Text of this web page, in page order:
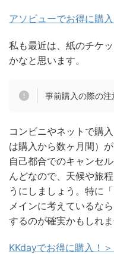
アソビューでお得に購
私も最近は、紙のチケ
かなと思います。
事前購入の際の注
コンビニやネットで購
は購入から数ヶ月間）
自己都合でのキャンセ
んどなので、天候や旅
うにしましょう。特に
メインに考えているな
するのが確実かもしれま
KKdayでお得に購入！＞